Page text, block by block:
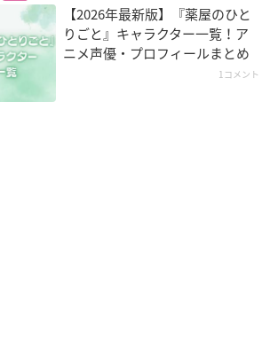
【2026年最新版】『薬屋のひと
りごと』キャラクター一覧！ア
ニメ声優・プロフィールまとめ
1コメント